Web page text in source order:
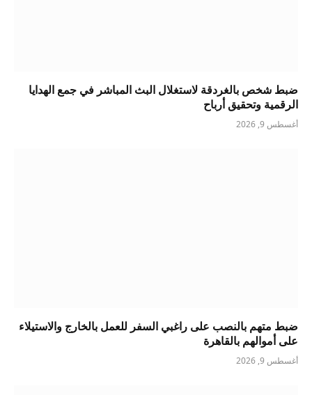
ضبط شخص بالغردقة لاستغلال البث المباشر في جمع الهدايا
الرقمية وتحقيق أرباح
أغسطس 9, 2026
ضبط متهم بالنصب على راغبي السفر للعمل بالخارج والاستيلاء
على أموالهم بالقاهرة
أغسطس 9, 2026